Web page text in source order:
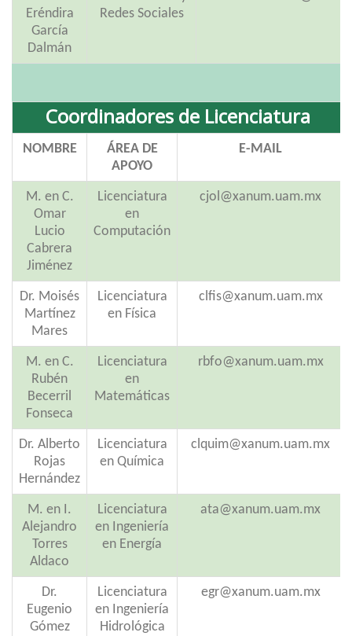
Eréndira
García
Dalmán
Redes Sociales
Coordinadores de Licenciatura
NOMBRE
ÁREA DE
APOYO
E-MAIL
M. en C.
Omar
Lucio
Cabrera
Jiménez
Licenciatura
en
Computación
cjol@xanum.uam.mx
Dr. Moisés
Martínez
Mares
Licenciatura
en Física
clfis@xanum.uam.mx
M. en C.
Rubén
Becerril
Fonseca
Licenciatura
en
Matemáticas
rbfo@xanum.uam.mx
Dr. Alberto
Rojas
Hernández
Licenciatura
en Química
clquim@xanum.uam.mx
M. en I.
Alejandro
Torres
Aldaco
Licenciatura
en Ingeniería
en Energía
ata@xanum.uam.mx
Dr.
Eugenio
Gómez
Licenciatura
en Ingeniería
Hidrológica
egr@xanum.uam.mx